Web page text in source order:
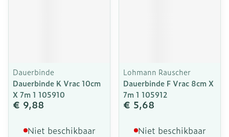
Dauerbinde
Dauerbinde K Vrac 10cm
X 7m 1 105910
€ 9,88
Niet beschikbaar
Lohmann Rauscher
Dauerbinde F Vrac 8cm X
7m 1 105912
€ 5,68
Niet beschikbaar